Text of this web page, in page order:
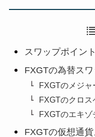
スワップポイン
FXGTの為替ス
FXGTのメジ
FXGTのクロス
FXGTのエキ
FXGTの仮想通